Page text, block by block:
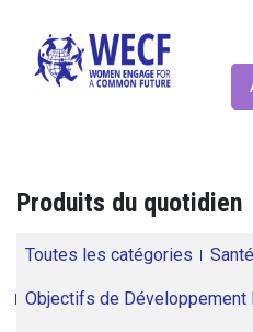
Produits du quotidien
Toutes les catégories
Objectifs de Développement